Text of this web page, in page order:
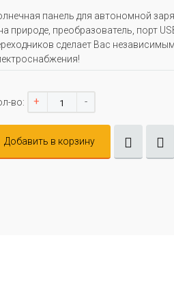
панель для автономной
природе, преобразователь, порт
сделает Вас
во: + -
Добавить в корзину